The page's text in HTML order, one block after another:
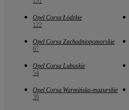
Opel Corsa Łódzkie
122
Opel Corsa Zachodniopomorskie
67
Opel Corsa Lubuskie
54
Opel Corsa Warmińsko-mazurskie
39